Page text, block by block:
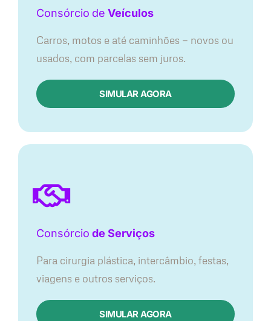
Consórcio de Veículos
Carros, motos e até caminhões — novos ou
usados, com parcelas sem juros.
SIMULAR AGORA
Consórcio de Serviços
Para cirurgia plástica, intercâmbio, festas,
viagens e outros serviços.
SIMULAR AGORA